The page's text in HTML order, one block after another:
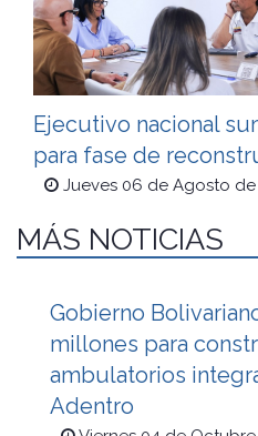
Ejecutivo nacional
para fase de
Jueves 06 de Agosto de
MÁS NOTICIAS
Gobierno
millones para
ambulatorios
Adentro